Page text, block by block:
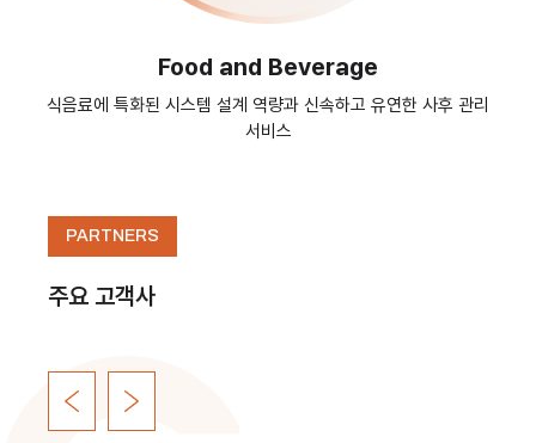
Food and Beverage
식음료에 특화된 시스템 설계 역량과 신속하고 유연한 사후 관리
서비스
PARTNERS
주요 고객사